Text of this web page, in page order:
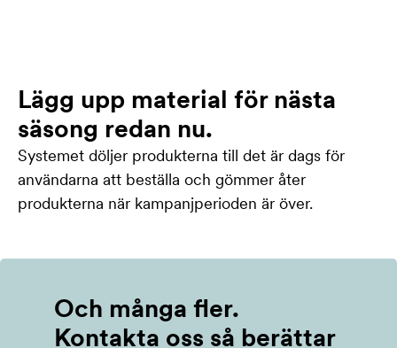
Lägg upp material för nästa
säsong redan nu.
Systemet döljer produkterna till det är dags för
användarna att beställa och gömmer åter
produkterna när kampanjperioden är över.
Och många fler.
Kontakta oss så berättar